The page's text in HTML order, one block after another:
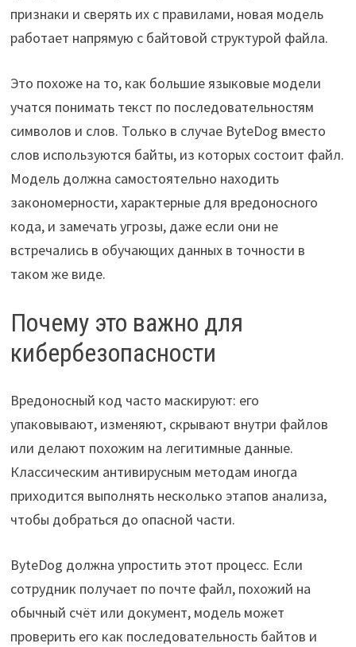
признаки и сверять их с правилами, новая модель
работает напрямую с байтовой структурой файла.
Это похоже на то, как большие языковые модели
учатся понимать текст по последовательностям
символов и слов. Только в случае ByteDog вместо
слов используются байты, из которых состоит файл.
Модель должна самостоятельно находить
закономерности, характерные для вредоносного
кода, и замечать угрозы, даже если они не
встречались в обучающих данных в точности в
таком же виде.
Почему это важно для
кибербезопасности
Вредоносный код часто маскируют: его
упаковывают, изменяют, скрывают внутри файлов
или делают похожим на легитимные данные.
Классическим антивирусным методам иногда
приходится выполнять несколько этапов анализа,
чтобы добраться до опасной части.
ByteDog должна упростить этот процесс. Если
сотрудник получает по почте файл, похожий на
обычный счёт или документ, модель может
проверить его как последовательность байтов и